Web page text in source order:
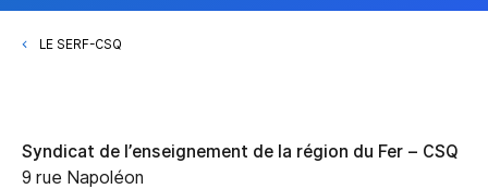
LE SERF-CSQ
Syndicat de l’enseignement de la région du Fer – CSQ
9 rue Napoléon